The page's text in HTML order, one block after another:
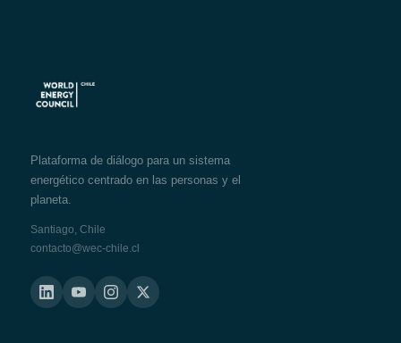
Plataforma de diálogo para un sistema
energético centrado en las personas y el
planeta.
Santiago, Chile
contacto@wec-chile.cl